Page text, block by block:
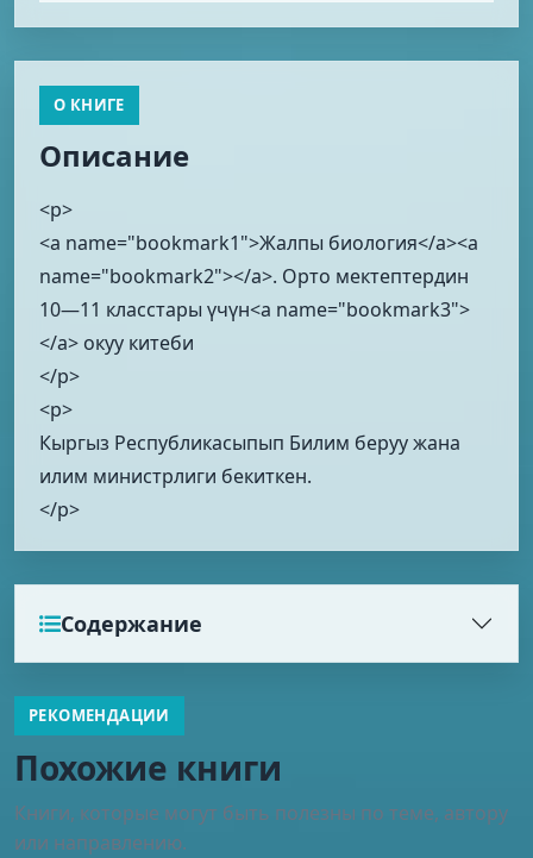
О КНИГЕ
Описание
<p>
<a name="bookmark1">Жалпы биология</a><a
name="bookmark2"></a>. Орто мектептердин
10—11 класстары үчүн<a name="bookmark3">
</a> окуу китеби
</p>
<p>
Кыргыз Республикасыпып Билим беруу жана
илим министрлиги бекиткен.
</p>
Содержание
РЕКОМЕНДАЦИИ
Похожие книги
Книги, которые могут быть полезны по теме, автору
или направлению.